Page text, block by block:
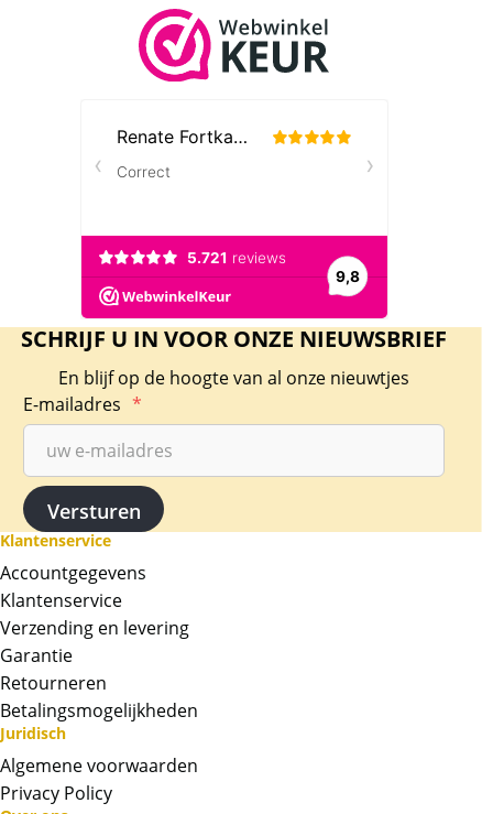
SCHRIJF U IN VOOR ONZE NIEUWSBRIEF
En blijf op de hoogte van al onze nieuwtjes
E-mailadres *
Klantenservice
Accountgegevens
Klantenservice
Verzending en levering
Garantie
Retourneren
Betalingsmogelijkheden
Juridisch
Algemene voorwaarden
Privacy Policy